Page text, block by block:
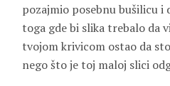
pozajmio posebnu bušilicu i
toga gde bi slika trebalo da
tvojom krivicom ostao da
nego što je toj maloj slici